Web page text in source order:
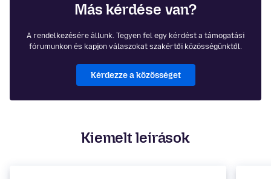
Más kérdése van?
A rendelkezésére állunk. Tegyen fel egy kérdést a támogatási
fórumunkon és kapjon válaszokat szakértői közösségünktől.
Kérdezze a közösséget
Kiemelt leírások